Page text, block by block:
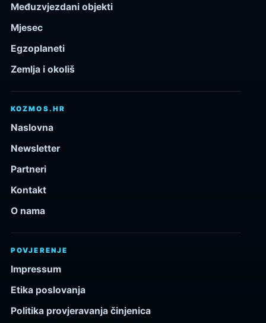
Međuzvjezdani objekti
Mjesec
Egzoplaneti
Zemlja i okoliš
KOZMOS.HR
Naslovna
Newsletter
Partneri
Kontakt
O nama
POVJERENJE
Impressum
Etika poslovanja
Politika provjeravanja činjenica